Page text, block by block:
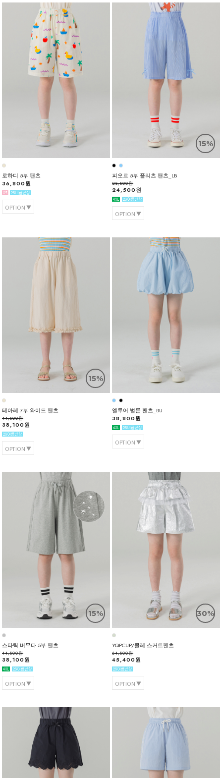
로하디 5부 팬츠
36,800원
OPTION
15%
피오르 5부 플리츠 팬츠_LB
28,800원
24,500원
OPTION
15%
테아레 7부 와이드 팬츠
44,800원
38,100원
OPTION
엘루어 벌룬 팬츠_BU
38,800원
OPTION
15%
스타틱 버뮤다 5부 팬츠
44,800원
38,100원
OPTION
30%
YQPCUP/클레 스커트팬츠
64,800원
45,400원
OPTION